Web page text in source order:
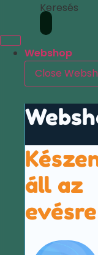
Keresés
Webshop
Close
áll az
evésre